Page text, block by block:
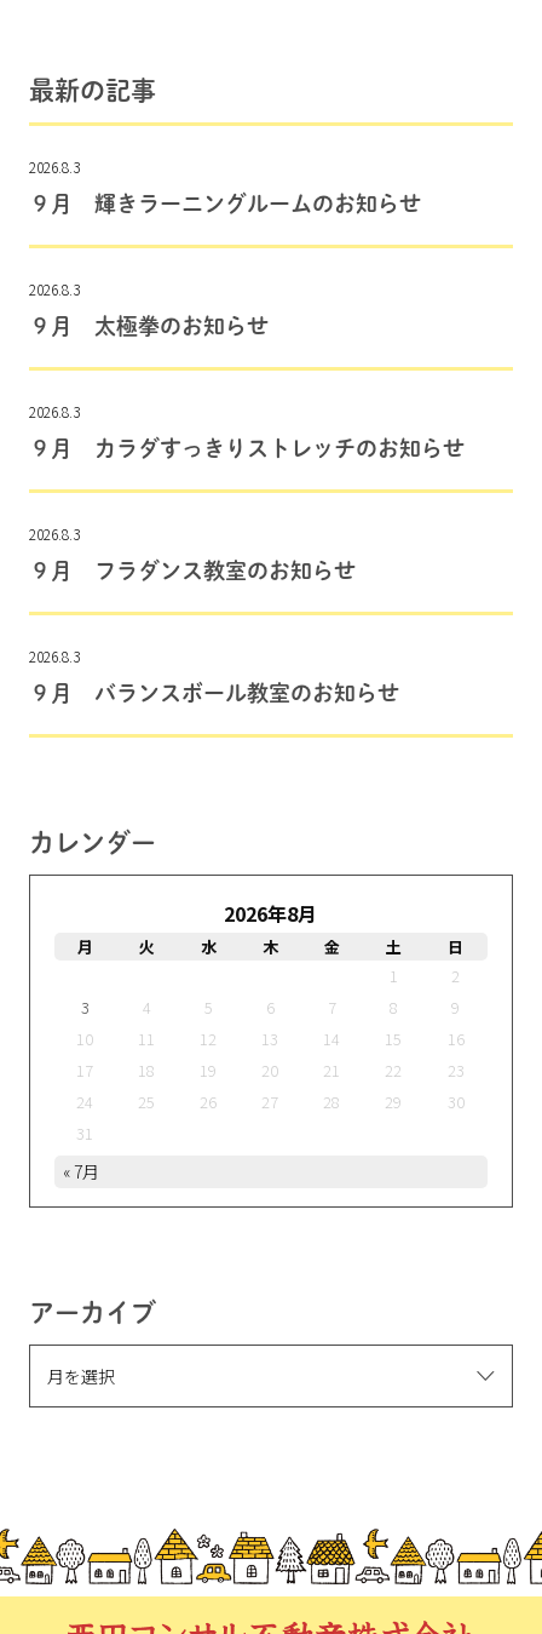
最新の記事
2026.8.3
９月 輝きラーニングルームのお知らせ
2026.8.3
９月 太極拳のお知らせ
2026.8.3
９月 カラダすっきりストレッチのお知らせ
2026.8.3
９月 フラダンス教室のお知らせ
2026.8.3
９月 バランスボール教室のお知らせ
カレンダー
2026年8月
月 火 水 木 金 土
日
1
2
3
4 5 6 7 8
9
10
11 12 13 14 15
16
17
18 19 20 21 22
23
24
25 26 27 28 29
30
31
« 7月
アーカイブ